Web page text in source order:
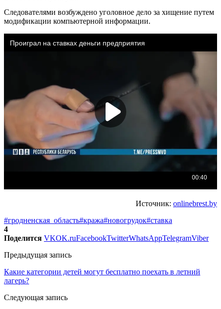
Следователями возбуждено уголовное дело за хищение путем
модификации компьютерной информации.
Источник: onlinebrest.by
#гродненская_область#кража#новогрудок#ставка
4
Поделится VKOK.ruFacebookTwitterWhatsAppTelegramViber
Предыдущая запись
Какие категории детей могут бесплатно поехать в летний
лагерь?
Следующая запись